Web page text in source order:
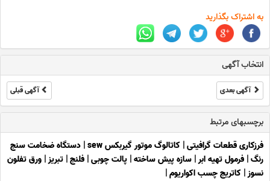
به اشتراک بگذارید
انتخاب آگهی
آگهی بعدی آگهی قبلی
برچسبهای مرتبط
فرزکاری قطعات گرافیتی| کاتالوگ موتور گیربکس sew | دستگاه ضخامت سنج
رنگ| فرمول تهیه ابر| سازه پیش ساخته| پالت چوبی| فلنج| تبریز| ورق تفلون
نسوز| کاتریج چسب اکواریوم|